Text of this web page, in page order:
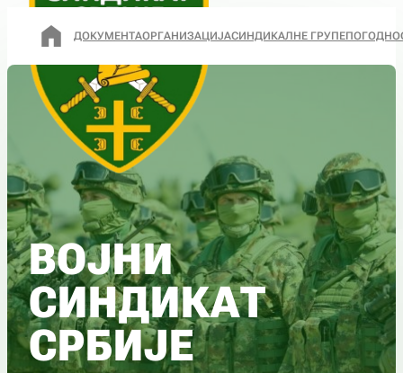
ДОКУМЕНТАОРГАНИЗАЦИЈАСИНДИКАЛНЕ ГРУПЕ
ВОЈНИ
СИНДИКАТ
СРБИЈЕ